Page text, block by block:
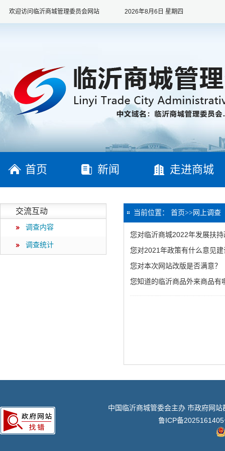
欢迎访问临沂商城管理委员会网站 2026年8月6日 星期四
首页 新闻 走进商城
交流互动
调查内容
调查统计
当前位置： 首页>>网上调查
您对临沂商城2022年发展扶
您对2021年政策有什么意见
您对本次网站改版是否满意？
您知道的临沂商品外来商品有
中国临沂商城管委会主办 市政府网
鲁ICP备